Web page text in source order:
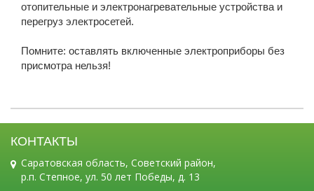
отопительные и электронагревательные устройства и
перегруз электросетей.
Помните: оставлять включенные электроприборы без
присмотра нельзя!
КОНТАКТЫ
Саратовская область, Советский район,
р.п. Степное, ул. 50 лет Победы, д. 13